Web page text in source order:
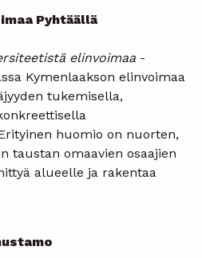
Pyhtäällä
elinvoimaa -
Kymenlaakson elinvoimaa
tukemisella,
huomio on nuorten,
taustan omaavien osaajien
alueelle ja rakentaa